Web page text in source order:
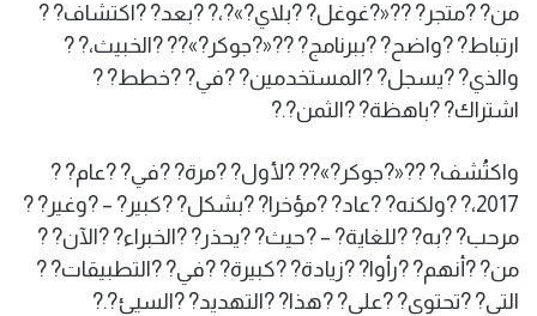
من? ?متجر? ??«?غوغل? ?بلاي?»?،? ?بعد? ?اكتشاف? ?
ارتباط? ?واضح? ?ببرنامج? ??«?جوكر?»?? ?الخبيث،? ?
والذي? ?يسجل? ?المستخدمين? ?في? ?خطط? ?
اشتراك? ?باهظة? ?الثمن?.?
واكتُشف? ??«?جوكر?»?? ?لأول? ?مرة? ?في? ?عام? ?
2017،? ?ولكنه? ?عاد? ?مؤخرا? ?بشكل? ?كبير? – ?وغير? ?
مرحب? ?به? ?للغاية? – ?حيث? ?يحذر? ?الخبراء? ?الآن? ?
من? ?أنهم? ?رأوا? ?زيادة? ?كبيرة? ?في? ?التطبيقات? ?
التي? ?تحتوي? ?على? ?هذا? ?التهديد? ?السيئ?.?